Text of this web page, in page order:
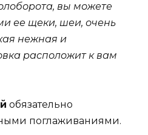
вы можете
ее щеки, шеи, очень
нежная и
расположит к вам
обязательно
поглаживаниями.